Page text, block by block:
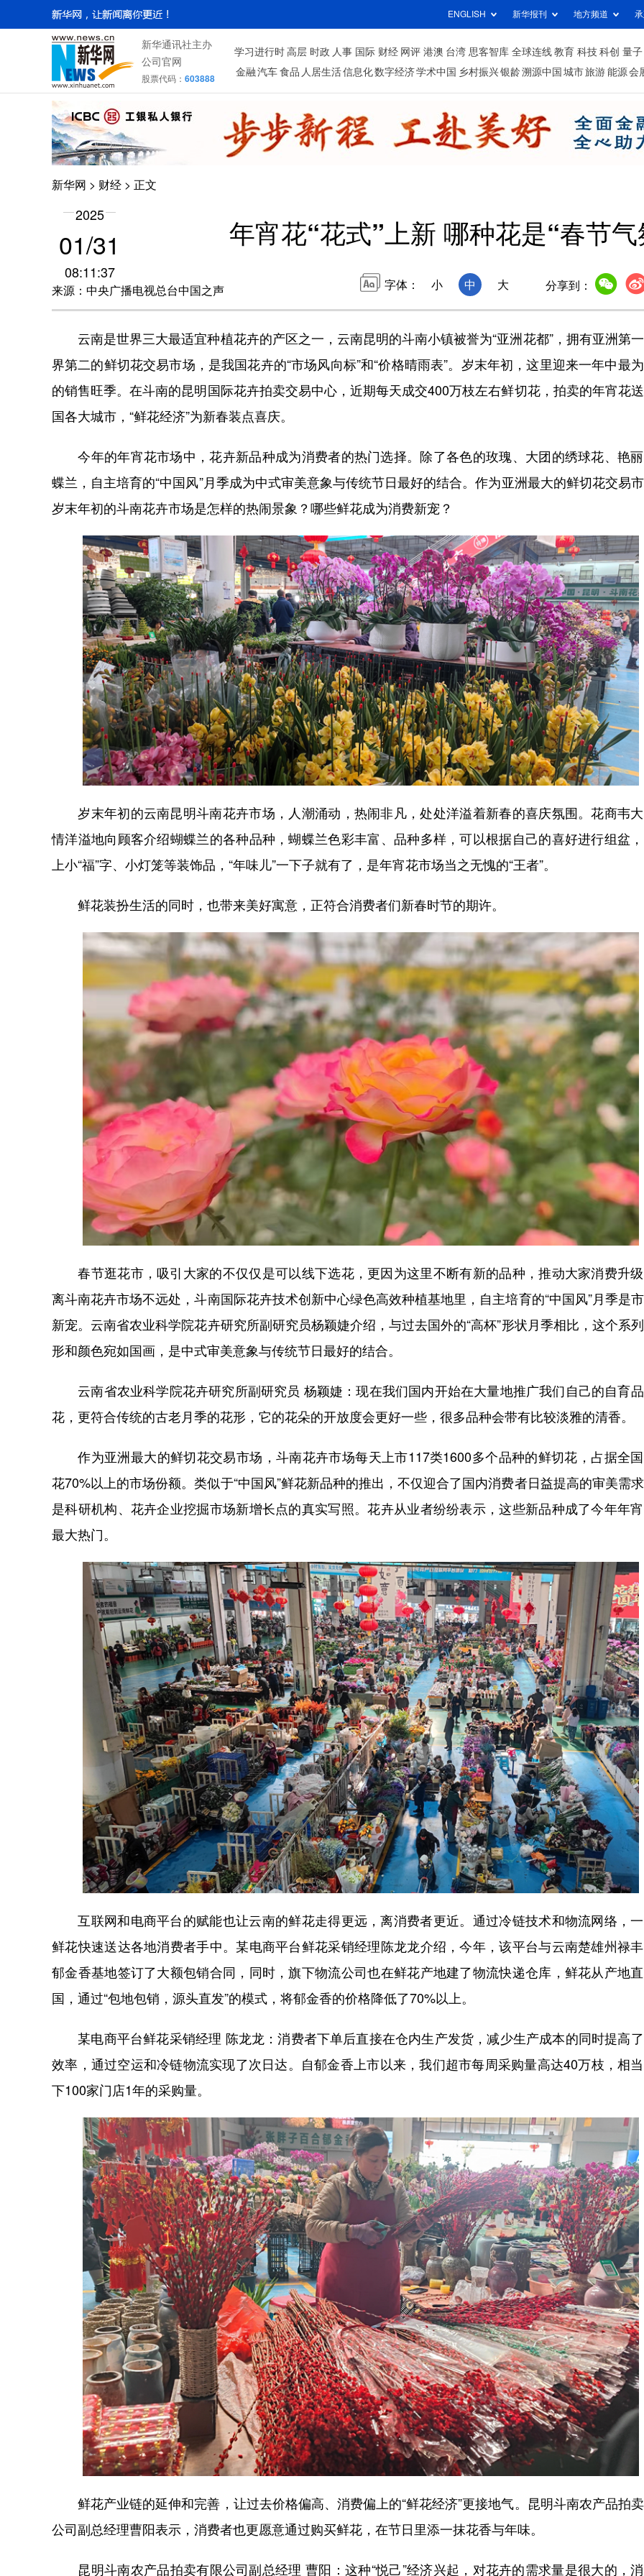
ENGLISH 新华报刊 地方频道
新华通讯社主办
公司官网
股票代码： 603888
学习进行时 高层 时政 人事 国际 财经 网评 港澳 台湾 思客智库 全球连线 教育 科技 科创 量子
金融 汽车 食品 人居生活信息化数字经济学术中国 乡村振兴银龄溯源中国 城市旅游 能源 会
新华网 > 财经 > 正文
2025
01/31
08:11:37
来源：中央广播电视总台中国之声
年宵花“花式”上新 哪种花是“春节
字体： 小 中 大 分享到：
云南是世界三大最适宜种植花卉的产区之一，云南昆明的斗南小镇被誉为“亚洲花都”，拥有亚洲第
界第二的鲜切花交易市场，是我国花卉的“市场风向标”和“价格晴雨表”。岁末年初，这里迎来一年中最
的销售旺季。在斗南的昆明国际花卉拍卖交易中心，近期每天成交400万枝左右鲜切花，拍卖的年宵花
国各大城市，“鲜花经济”为新春装点喜庆。
今年的年宵花市场中，花卉新品种成为消费者的热门选择。除了各色的玫瑰、大团的绣球花、艳
蝶兰，自主培育的“中国风”月季成为中式审美意象与传统节日最好的结合。作为亚洲最大的鲜切花交易
岁末年初的斗南花卉市场是怎样的热闹景象？哪些鲜花成为消费新宠？
岁末年初的云南昆明斗南花卉市场，人潮涌动，热闹非凡，处处洋溢着新春的喜庆氛围。花商韦
情洋溢地向顾客介绍蝴蝶兰的各种品种，蝴蝶兰色彩丰富、品种多样，可以根据自己的喜好进行组盆
上小“福”字、小灯笼等装饰品，“年味儿”一下子就有了，是年宵花市场当之无愧的“王者”。
鲜花装扮生活的同时，也带来美好寓意，正符合消费者们新春时节的期许。
春节逛花市，吸引大家的不仅仅是可以线下选花，更因为这里不断有新的品种，推动大家消费升
离斗南花卉市场不远处，斗南国际花卉技术创新中心绿色高效种植基地里，自主培育的“中国风”月季是
新宠。云南省农业科学院花卉研究所副研究员杨颖婕介绍，与过去国外的“高杯”形状月季相比，这个系
形和颜色宛如国画，是中式审美意象与传统节日最好的结合。
云南省农业科学院花卉研究所副研究员 杨颖婕：现在我们国内开始在大量地推广我们自己的自育
花，更符合传统的古老月季的花形，它的花朵的开放度会更好一些，很多品种会带有比较淡雅的清香。
作为亚洲最大的鲜切花交易市场，斗南花卉市场每天上市117类1600多个品种的鲜切花，占据全
花70%以上的市场份额。类似于“中国风”鲜花新品种的推出，不仅迎合了国内消费者日益提高的审美需
是科研机构、花卉企业挖掘市场新增长点的真实写照。花卉从业者纷纷表示，这些新品种成了今年年
最大热门。
互联网和电商平台的赋能也让云南的鲜花走得更远，离消费者更近。通过冷链技术和物流网络，
鲜花快速送达各地消费者手中。某电商平台鲜花采销经理陈龙龙介绍，今年，该平台与云南楚雄州禄
郁金香基地签订了大额包销合同，同时，旗下物流公司也在鲜花产地建了物流快递仓库，鲜花从产地
国，通过“包地包销，源头直发”的模式，将郁金香的价格降低了70%以上。
某电商平台鲜花采销经理 陈龙龙：消费者下单后直接在仓内生产发货，减少生产成本的同时提高
效率，通过空运和冷链物流实现了次日达。自郁金香上市以来，我们超市每周采购量高达40万枝，相
下100家门店1年的采购量。
鲜花产业链的延伸和完善，让过去价格偏高、消费偏上的“鲜花经济”更接地气。昆明斗南农产品拍
公司副总经理曹阳表示，消费者也更愿意通过购买鲜花，在节日里添一抹花香与年味。
昆明斗南农产品拍卖有限公司副总经理 曹阳：这种“悦己”经济兴起，对花卉的需求量是很大的，